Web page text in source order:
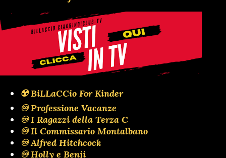
☢️ BiLLaCCio For Kinder
♾️ Professione Vacanze
♾️ I Ragazzi della Terza C
♾️ Il Commissario Montalbano
♾️ Alfred Hitchcock
♾️ Holly e Benji